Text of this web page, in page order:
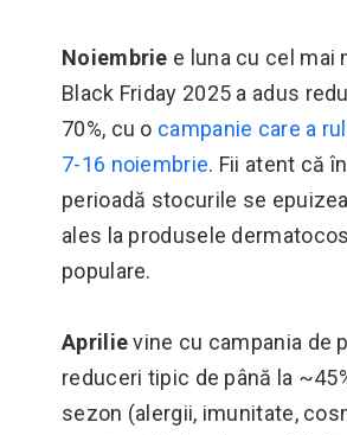
Noiembrie e luna cu cel mai
Black Friday 2025 a adus
70%, cu o campanie care a
7-16 noiembrie. Fii atent că
perioadă stocurile se
ales la produsele
populare.
Aprilievine cu campania de
reduceri tipic de până la
sezon (alergii, imunitate,